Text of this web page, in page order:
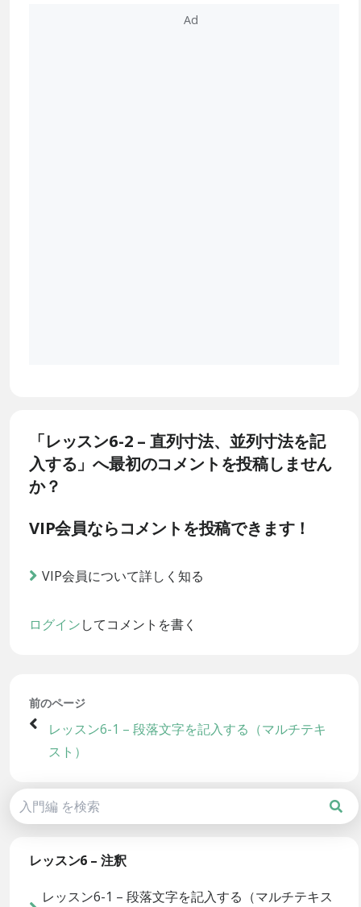
「レッスン6-2 – 直列寸法、並列寸法を記
入する」へ最初のコメントを投稿しません
か？
VIP会員ならコメントを投稿できます！
VIP会員について詳しく知る
ログインしてコメントを書く
前のページ
レッスン6-1 – 段落文字を記入する（マルチテキ
スト）
レッスン6 – 注釈
レッスン6-1 – 段落文字を記入する（マルチテキス